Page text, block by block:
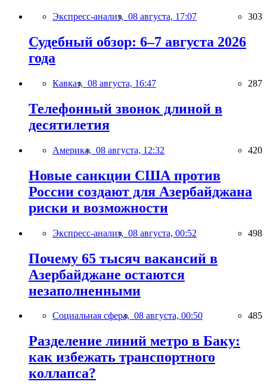
Экспресс-анализ, 08 августа, 17:07 303
Судебный обзор: 6–7 августа 2026
года
Кавказ, 08 августа, 16:47 287
Телефонный звонок длиной в
десятилетия
Америка, 08 августа, 12:32 420
Новые санкции США против
России создают для Азербайджана
риски и возможности
Экспресс-анализ, 08 августа, 00:52 498
Почему 65 тысяч вакансий в
Азербайджане остаются
незаполненными
Социальная сфера, 08 августа, 00:50 485
Разделение линий метро в Баку:
как избежать транспортного
коллапса?